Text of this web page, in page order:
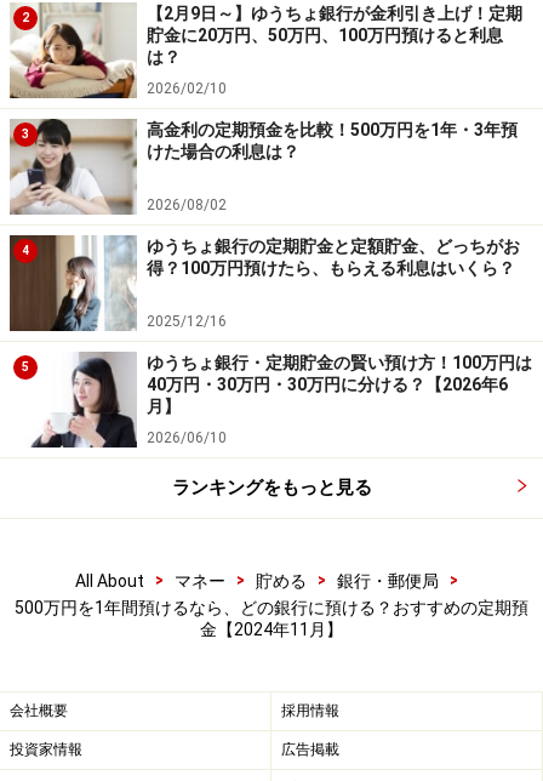
1/2 次のページへ
2
【2月9日～】ゆうちょ銀行が金利引き上げ！定期
貯金に20万円、50万円、100万円預けると利息
は？
2026/02/10
3
高金利の定期預金を比較！500万円を1年・3年預
けた場合の利息は？
2026/08/02
4
ゆうちょ銀行の定期貯金と定額貯金、どっちがお
得？100万円預けたら、もらえる利息はいくら？
2025/12/16
5
ゆうちょ銀行・定期貯金の賢い預け方！100万円は
40万円・30万円・30万円に分ける？【2026年6
月】
2026/06/10
ランキングをもっと見る
All About > マネー > 貯める > 銀行・郵便局
>
500万円を1年間預けるなら、どの銀行に預ける？おすすめの定期預
金【2024年11月】
会社概要 採用情報
投資家情報 広告掲載